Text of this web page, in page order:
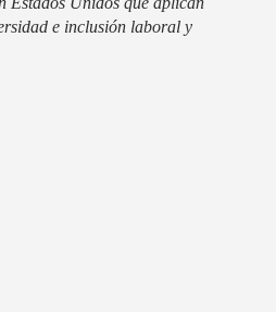
e inclusión laboral y